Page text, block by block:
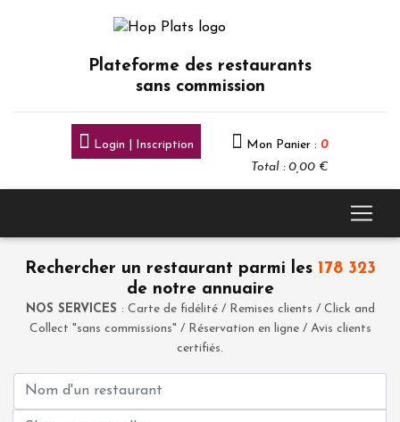
Plateforme des restaurants
sans commission
Login | Inscription Mon Panier : 0
Total : 0,00 €
Rechercher un restaurant parmi les 178 323
de notre annuaire
NOS SERVICES : Carte de fidélité / Remises clients / Click and
Collect "sans commissions" / Réservation en ligne / Avis clients
certifiés.